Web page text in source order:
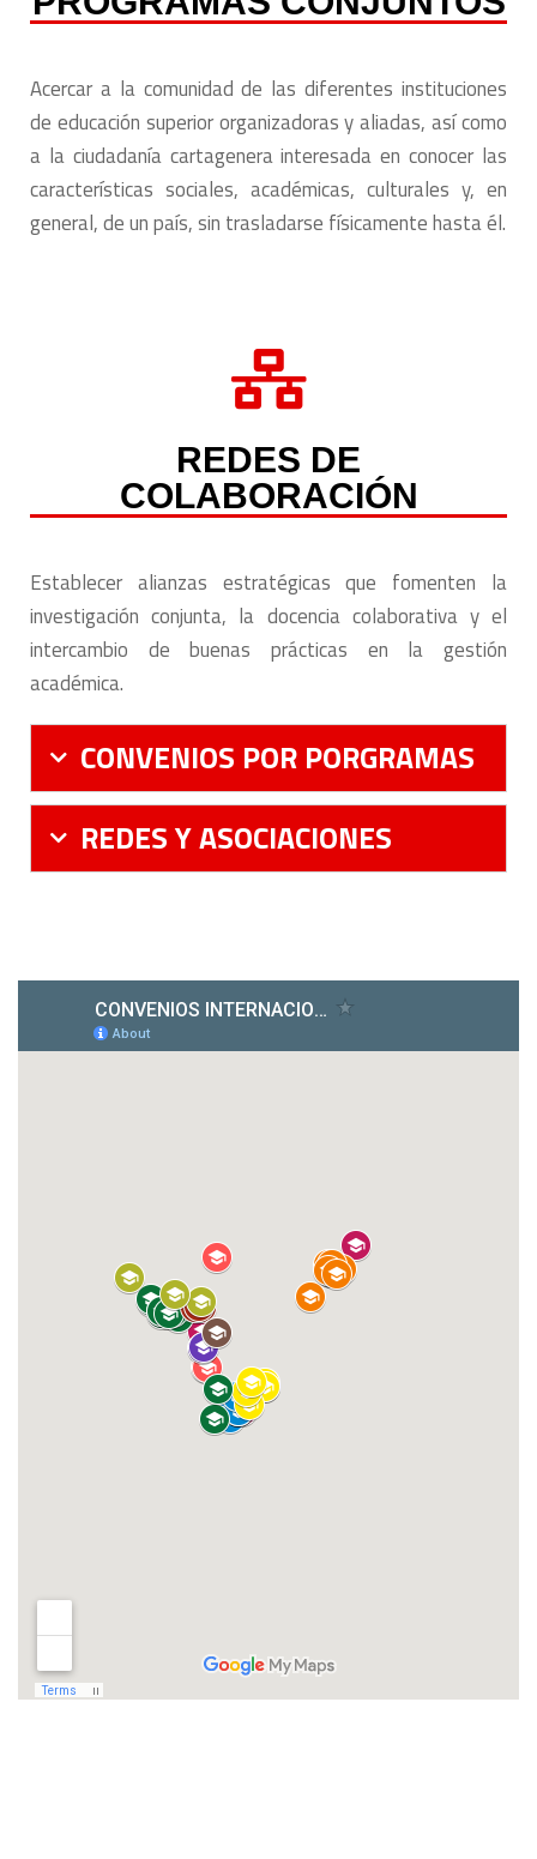
Acercar a la comunidad de las diferentes instituciones
de educación superior organizadoras y aliadas, así como
a la ciudadanía cartagenera interesada en conocer las
características sociales, académicas, culturales y, en
general, de un país, sin trasladarse físicamente hasta él.
REDES DE
COLABORACIÓN
Establecer alianzas estratégicas que fomenten la
investigación conjunta, la docencia colaborativa y el
intercambio de buenas prácticas en la gestión
académica.
CONVENIOS POR PORGRAMAS
REDES Y ASOCIACIONES